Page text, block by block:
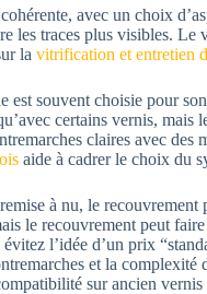
avec un choix
traces plus visibles.
la vitrification et entretien
est souvent choisie pour
certains vernis,
claires avec
aide à cadrer le choix du
à nu, le
recouvrement peut
l’idée d’un prix
et la
sur ancien